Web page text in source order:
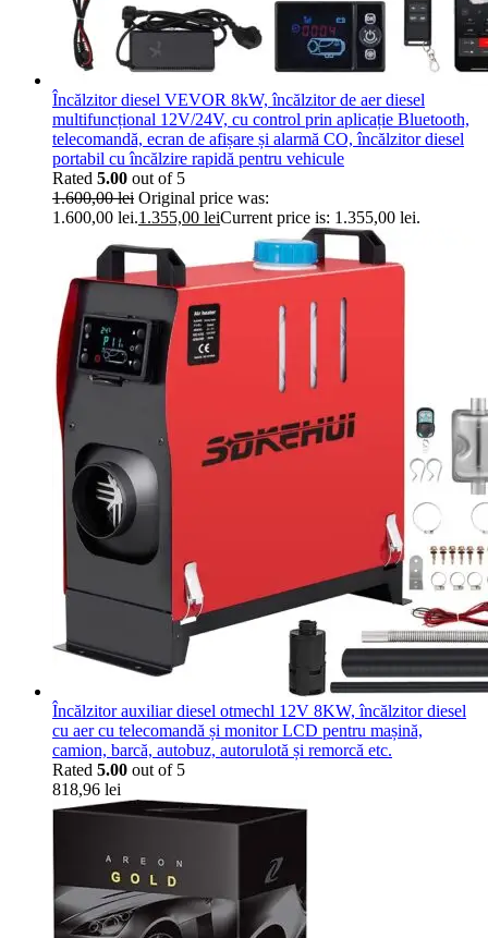
Încălzitor diesel VEVOR 8kW, încălzitor de aer diesel
multifuncțional 12V/24V, cu control prin aplicație Bluetooth,
telecomandă, ecran de afișare și alarmă CO, încălzitor diesel
portabil cu încălzire rapidă pentru vehicule
Rated 5.00 out of 5
1.600,00lei Original price was:
1.600,00 lei.1.355,00 leiCurrent price is: 1.355,00 lei.
Încălzitor auxiliar diesel otmechl 12V 8KW, încălzitor diesel
cu aer cu telecomandă și monitor LCD pentru mașină,
camion, barcă, autobuz, autorulotă și remorcă etc.
Rated 5.00 out of 5
818,96 lei